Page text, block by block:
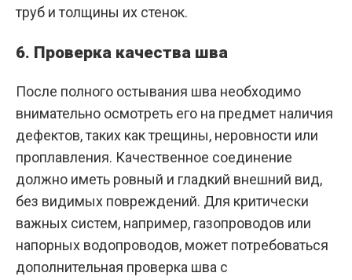
труб и толщины их стенок.
6. Проверка качества шва
После полного остывания шва необходимо
внимательно осмотреть его на предмет наличия
дефектов, таких как трещины, неровности или
проплавления. Качественное соединение
должно иметь ровный и гладкий внешний вид,
без видимых повреждений. Для критически
важных систем, например, газопроводов или
напорных водопроводов, может потребоваться
дополнительная проверка шва с